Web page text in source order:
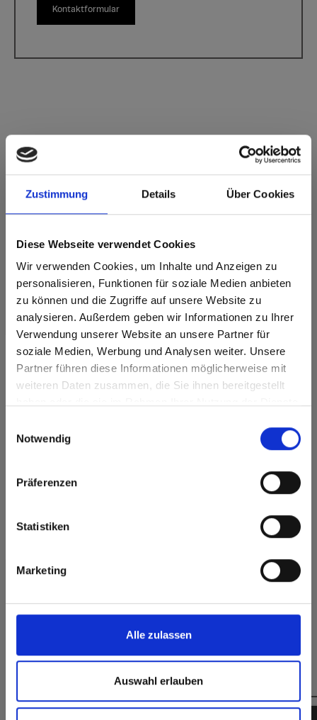
Zustimmung Details Über Cookies
Diese Webseite verwendet Cookies
Wir verwenden Cookies, um Inhalte und Anzeigen zu
personalisieren, Funktionen für soziale Medien anbieten
zu können und die Zugriffe auf unsere Website zu
analysieren. Außerdem geben wir Informationen zu Ihrer
Verwendung unserer Website an unsere Partner für
soziale Medien, Werbung und Analysen weiter. Unsere
Partner führen diese Informationen möglicherweise mit
weiteren Daten zusammen, die Sie ihnen bereitgestellt
Notwendig
Präferenzen
Statistiken
Marketing
Alle zulassen
Auswahl erlauben
sr.modal is not closeable
Are you based in the Vereinigte
Staaten?
rest of the world!
Kontaktformular
Star Favorit MDF Standard E05 0759
Graphitschwarz FH Feinhammerschlag
Nächstgelegener RAL-Code: 9011
Ein Farbabgleich mit dem Originalmuster ist immer notwendig!
Produktmerkmale
Leicht zu reinigen Schlagzäh
Kratzfest Lösungsmittelbeständig
Splitterfrei schneiden,
Das könnte Sie auch interessieren